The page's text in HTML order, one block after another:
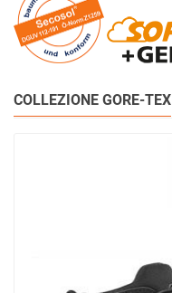
COLLEZIONE GORE-TEX